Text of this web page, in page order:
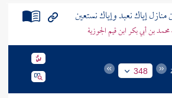
إياك نعبد وإياك نستعين
محمد بن أبي بكر ابن قيم الجوزية
348